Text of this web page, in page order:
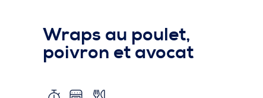
Wraps au poulet,
poivron et avocat